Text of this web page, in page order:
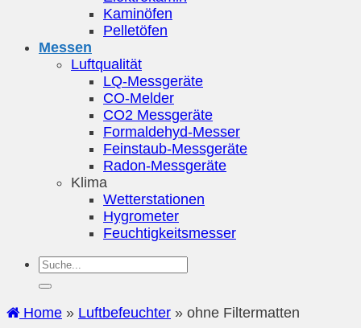
Kaminöfen
Pelletöfen
Messen
Luftqualität
LQ-Messgeräte
CO-Melder
CO2 Messgeräte
Formaldehyd-Messer
Feinstaub-Messgeräte
Radon-Messgeräte
Klima
Wetterstationen
Hygrometer
Feuchtigkeitsmesser
Home » Luftbefeuchter » ohne Filtermatten